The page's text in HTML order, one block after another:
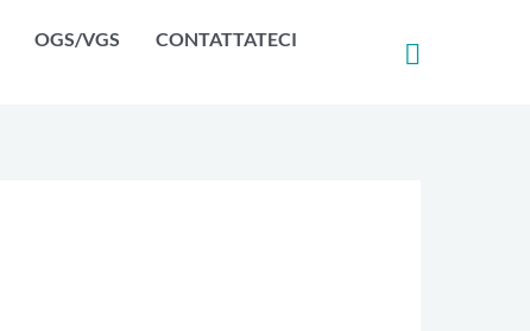
OGS/VGS CONTATTATECI